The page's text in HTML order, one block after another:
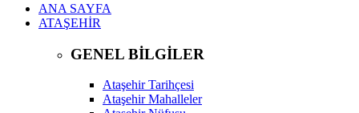
ANA SAYFA
ATAŞEHİR
GENEL BİLGİLER
Ataşehir Tarihçesi
Ataşehir Mahalleler